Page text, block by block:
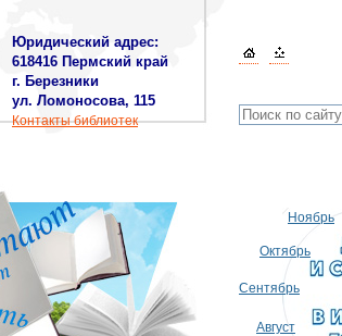
Юридический адрес:
618416 Пермский край
Березники
Ломоносова, 115
Контакты библиотек
Август
Сентябрь
Октябрь
Ноябрь